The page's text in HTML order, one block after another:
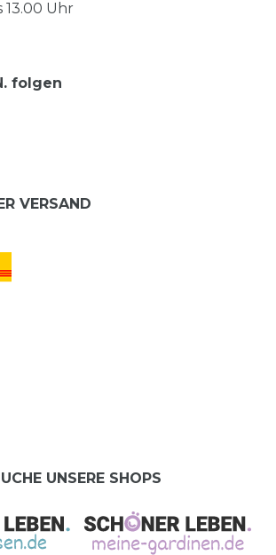
13.00 Uhr
folgen
VERSAND
UNSERE SHOPS